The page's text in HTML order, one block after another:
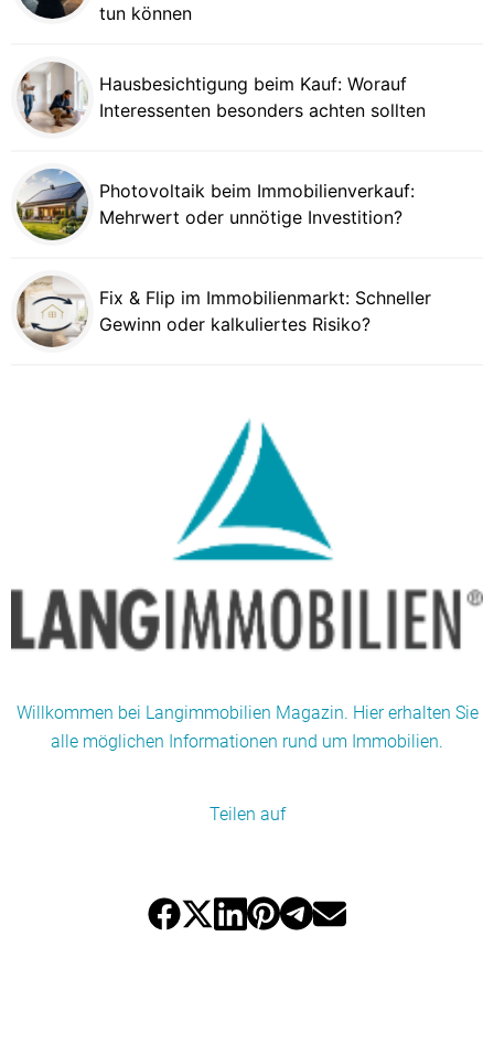
tun können
Hausbesichtigung beim Kauf: Worauf
Interessenten besonders achten sollten
Photovoltaik beim Immobilienverkauf:
Mehrwert oder unnötige Investition?
Fix & Flip im Immobilienmarkt: Schneller
Gewinn oder kalkuliertes Risiko?
Willkommen bei Langimmobilien Magazin. Hier erhalten Sie
alle möglichen Informationen rund um Immobilien.
Teilen auf